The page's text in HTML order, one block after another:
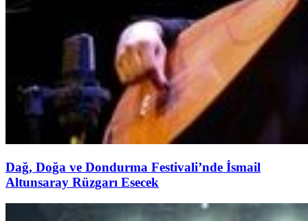
Dağ, Doğa ve Dondurma Festivali’nde İsmail
Altunsaray Rüzgarı Esecek